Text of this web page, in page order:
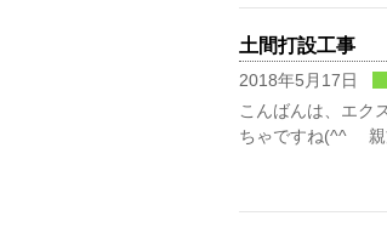
土間打設工事
2018年5月17日
こんばんは、エク
ちゃですね(^^ゞ